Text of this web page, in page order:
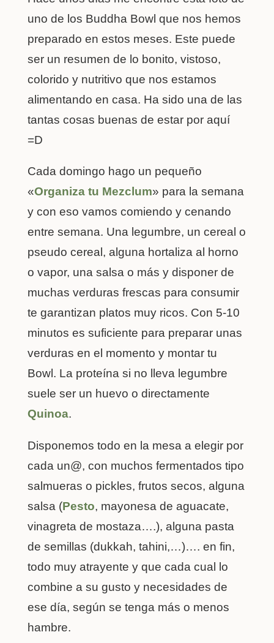
uno de los Buddha Bowl que nos hemos
preparado en estos meses. Este puede
ser un resumen de lo bonito, vistoso,
colorido y nutritivo que nos estamos
alimentando en casa. Ha sido una de las
tantas cosas buenas de estar por aquí
=D
Cada domingo hago un pequeño
«Organiza tu Mezclum» para la semana
y con eso vamos comiendo y cenando
entre semana. Una legumbre, un cereal o
pseudo cereal, alguna hortaliza al horno
o vapor, una salsa o más y disponer de
muchas verduras frescas para consumir
te garantizan platos muy ricos. Con 5-10
minutos es suficiente para preparar unas
verduras en el momento y montar tu
Bowl. La proteína si no lleva legumbre
suele ser un huevo o directamente
Quinoa.
Disponemos todo en la mesa a elegir por
cada un@, con muchos fermentados tipo
salmueras o pickles, frutos secos, alguna
salsa (Pesto, mayonesa de aguacate,
vinagreta de mostaza….), alguna pasta
de semillas (dukkah, tahini,…)…. en fin,
todo muy atrayente y que cada cual lo
combine a su gusto y necesidades de
ese día, según se tenga más o menos
hambre.